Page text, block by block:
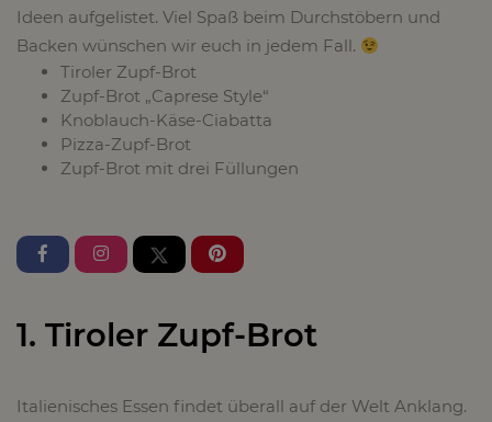
Ideen aufgelistet. Viel Spaß beim Durchstöbern und
Backen wünschen wir euch in jedem Fall.
Tiroler Zupf-Brot
Zupf-Brot „Caprese Style“
Knoblauch-Käse-Ciabatta
Pizza-Zupf-Brot
Zupf-Brot mit drei Füllungen
1. Tiroler Zupf-Brot
Italienisches Essen findet überall auf der Welt Anklang.